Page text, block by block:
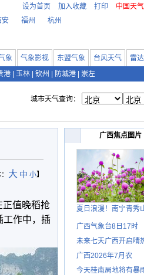
设为首页 加入收藏 打印 中国天
安 福州 杭州
象 气象影视 东盟气象 台风天气 雷
港 玉林 钦州 防城港 崇左
城市天气查询：
大 中 小】
正值晚稻抢
工作中，插
广西焦点图片
夏日浪漫！南宁青秀
广西气象台8日17时
未来七天广西开启晴
广西2026年7月农
今天桂南局地将有暴